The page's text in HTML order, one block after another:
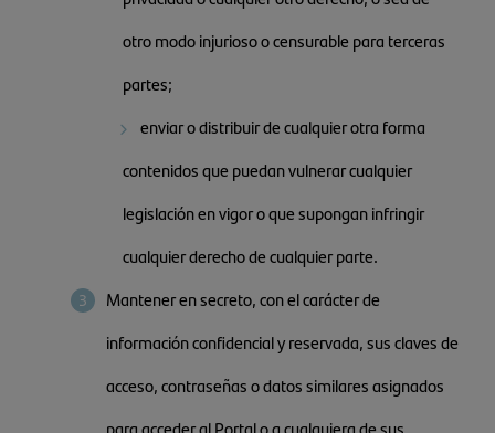
otro modo injurioso o censurable para terceras
partes;
enviar o distribuir de cualquier otra forma
contenidos que puedan vulnerar cualquier
legislación en vigor o que supongan infringir
cualquier derecho de cualquier parte.
Mantener en secreto, con el carácter de
información confidencial y reservada, sus claves de
acceso, contraseñas o datos similares asignados